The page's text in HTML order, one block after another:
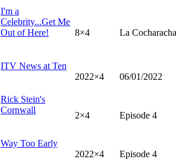
I'm a
Celebrity...Get Me
Out of Here!
8×4 La
ITV News at Ten
2022×4
06/01/2022
Rick Stein's
Cornwall
2×4 Episode 4
Way Too Early
2022×4
Episode 4